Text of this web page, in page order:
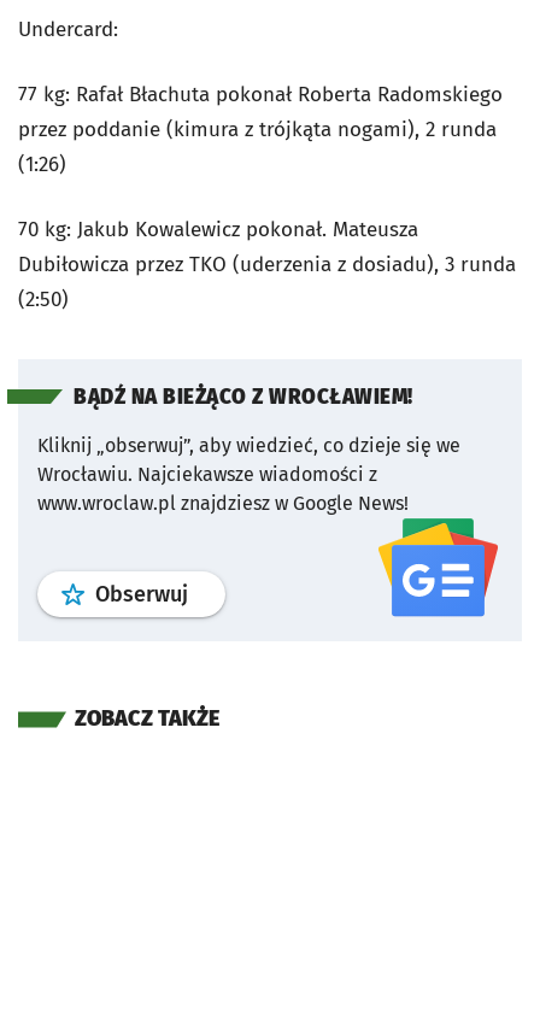
Undercard:
77 kg: Rafał Błachuta pokonał Roberta Radomskiego
przez poddanie (kimura z trójkąta nogami), 2 runda
(1:26)
70 kg: Jakub Kowalewicz pokonał. Mateusza
Dubiłowicza przez TKO (uderzenia z dosiadu), 3 runda
(2:50)
BĄDŹ NA BIEŻĄCO Z WROCŁAWIEM!
Kliknij „obserwuj”, aby wiedzieć, co dzieje się we
Wrocławiu. Najciekawsze wiadomości z
www.wroclaw.pl znajdziesz w Google News!
Obserwuj profil serwisu
ZOBACZ TAKŻE